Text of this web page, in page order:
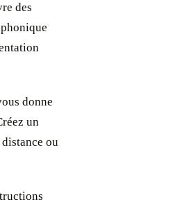
des
donne
un
ou